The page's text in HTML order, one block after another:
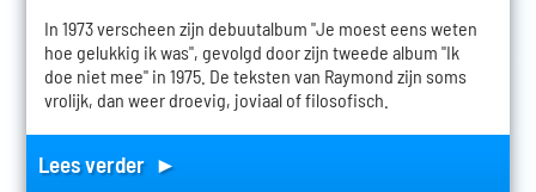
In 1973 verscheen zijn debuutalbum "Je moest eens weten
hoe gelukkig ik was", gevolgd door zijn tweede album "Ik
doe niet mee" in 1975. De teksten van Raymond zijn soms
vrolijk, dan weer droevig, joviaal of filosofisch.
Lees verder ►